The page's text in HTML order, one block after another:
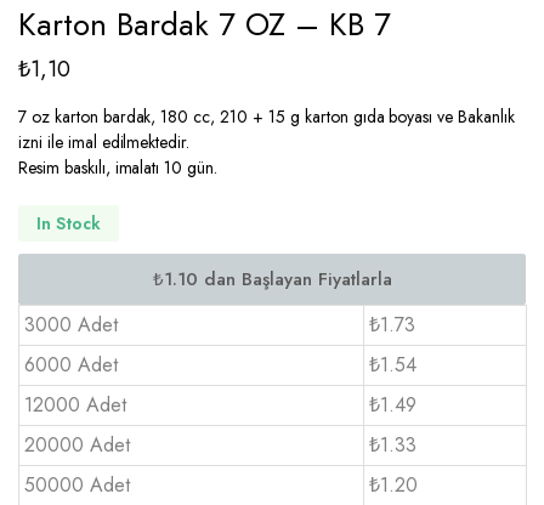
Karton Bardak 7 OZ – KB 7
₺1,10
7 oz karton bardak, 180 cc, 210 + 15 g karton gıda boyası ve Bakanlık
izni ile imal edilmektedir.
Resim baskılı, imalatı 10 gün.
In Stock
3000 Adet
₺1.73
6000 Adet
₺1.54
12000 Adet
₺1.49
20000 Adet
₺1.33
50000 Adet
₺1.20